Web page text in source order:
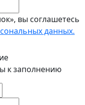
вы соглашетесь
данных.
к заполнению